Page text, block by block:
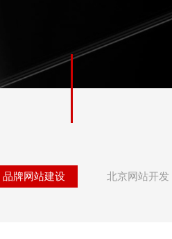
品牌网站建设 北京网站开发